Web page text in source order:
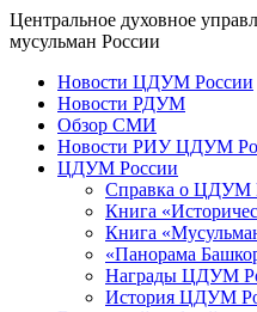
Центральное духовное
мусульман России
Новости ЦДУМ России
Новости РДУМ
Обзор СМИ
Новости РИУ ЦДУМ
ЦДУМ России
Справка о ЦДУМ
Книга
Книга
«Панорама
Награды ЦДУМ
История ЦДУМ